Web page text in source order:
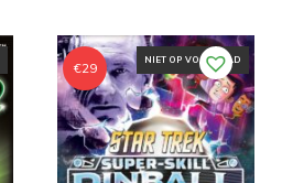
NIET OP VOORRAAD
€29